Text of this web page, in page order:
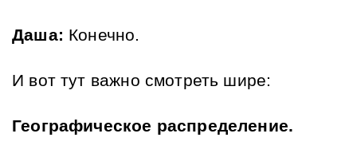
Даша: Конечно.
И вот тут важно смотреть шире:
Географическое распределение.